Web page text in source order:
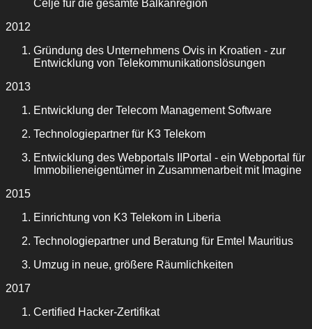
Celje für die gesamte Balkanregion
2012
Gründung des Unternehmens Ovis in Kroatien - zur
Entwicklung von Telekommunikationslösungen
2013
Entwicklung der Telecom Management Software
Technologiepartner für K3 Telekom
Entwicklung des Webportals IIPortal - ein Webportal für
Immobilieneigentümer in Zusammenarbeit mit Imagine
2015
Einrichtung von K3 Telekom in Liberia
Technologiepartner und Beratung für Emtel Mauritius
Umzug in neue, größere Räumlichkeiten
2017
Certified Hacker-Zertifikat